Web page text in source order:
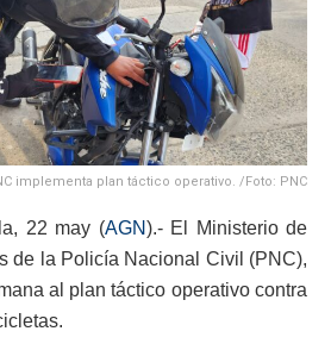
implementa plan táctico operativo. /Foto: PNC
22 may (AGN).- El Ministerio de
de la Policía Nacional Civil (PNC),
al plan táctico operativo contra